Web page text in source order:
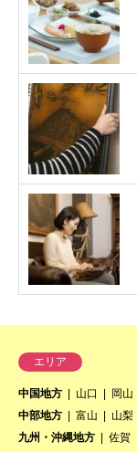
エリア
中国地方 山口 岡山
中部地方
富山 山梨
九州・沖縄地方
佐賀